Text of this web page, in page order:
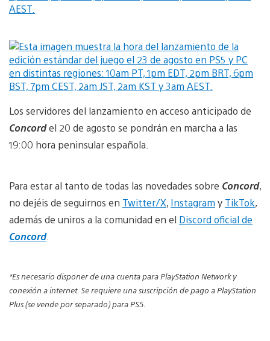
Los servidores del lanzamiento en acceso anticipado de
Concordel 20 de agosto se pondrán en marcha a las
19:00 hora peninsular española.
Para estar al tanto de todas las novedades sobre Concord,
no dejéis de seguirnos en Twitter/X, Instagram y TikTok,
además de uniros a la comunidad en el Discord oficial de
Concord.
*Es necesario disponer de una cuenta para PlayStation Network y
conexión a internet. Se requiere una suscripción de pago a PlayStation
Plus (se vende por separado) para PS5.